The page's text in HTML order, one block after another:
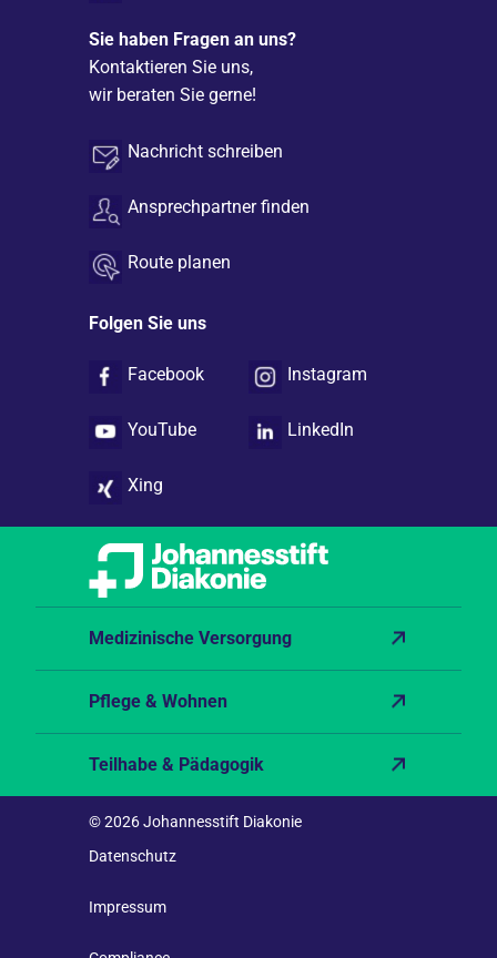
Sie haben Fragen an uns?
Kontaktieren Sie uns,
wir beraten Sie gerne!
Nachricht schreiben
Ansprechpartner finden
Route planen
Folgen Sie uns
Facebook Instagram
YouTube LinkedIn
Xing
Medizinische Versorgung
Pflege & Wohnen
Teilhabe & Pädagogik
© 2026 Johannesstift Diakonie
Datenschutz
Impressum